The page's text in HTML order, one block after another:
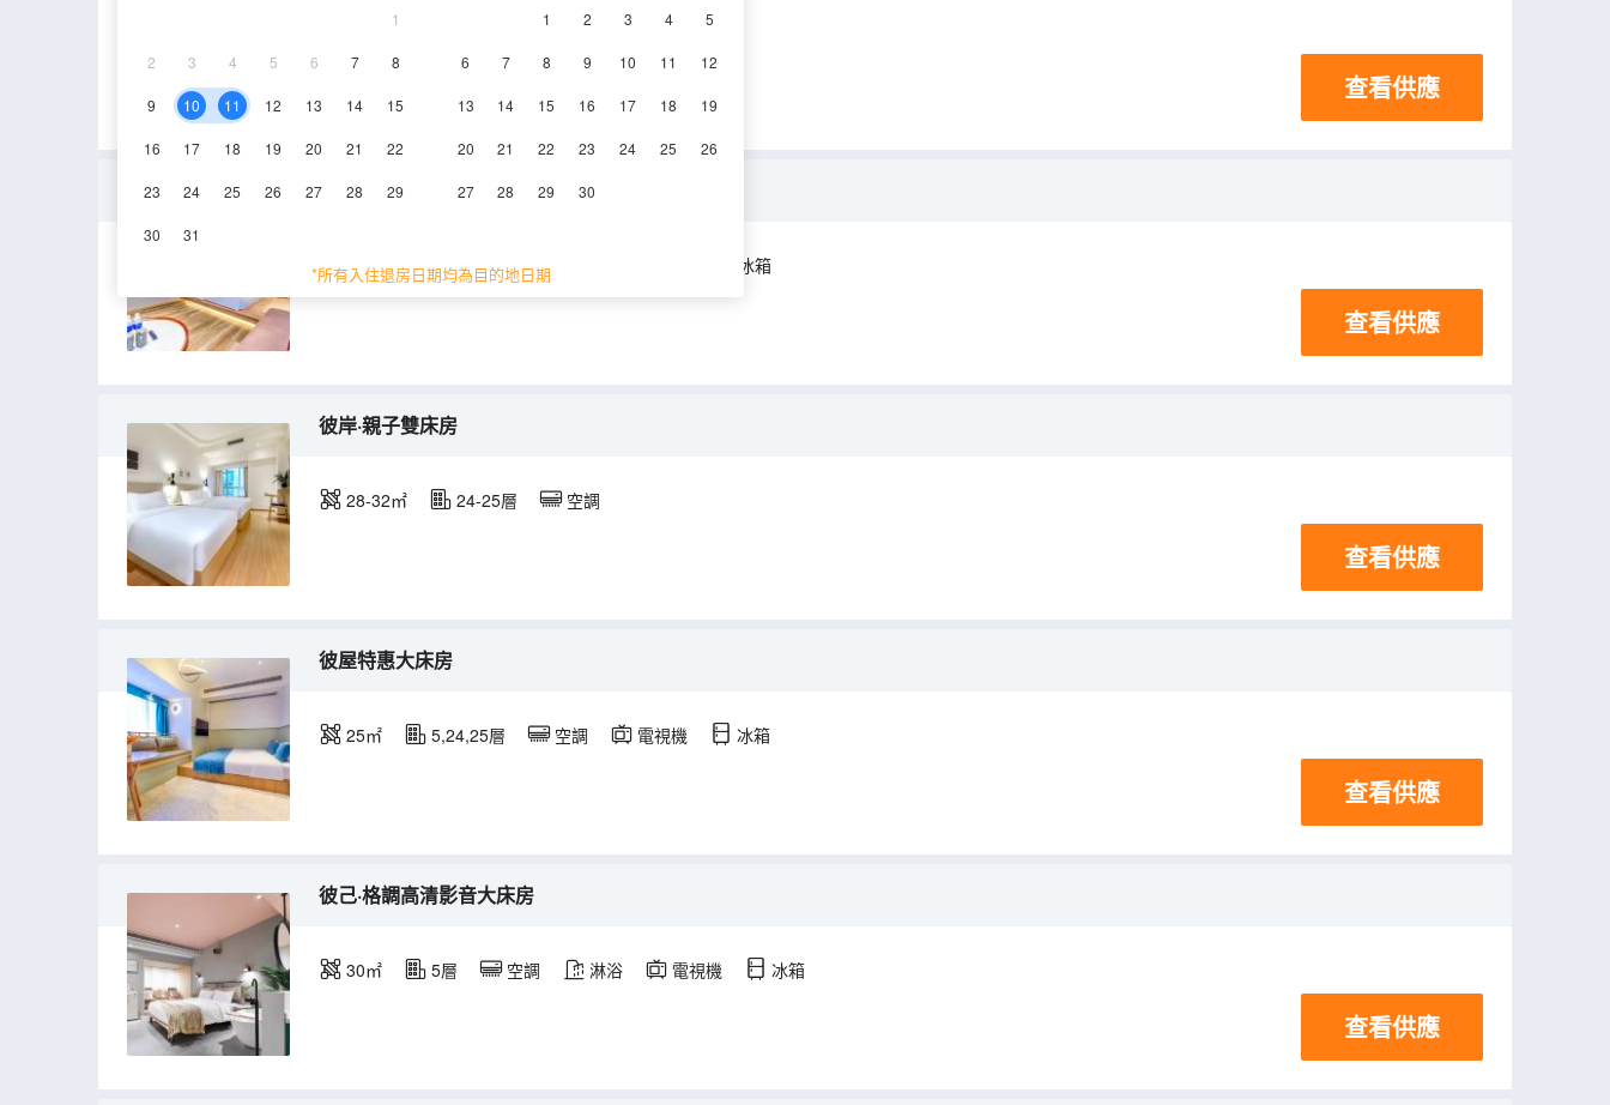
1
2 3 4 5 6 7 8
9 10 11 12 13 14 15
16 17 18 19 20 21 22
23 24 25 26 27 28 29
30 31
1
2 3 4 5
6 7 8 9 10 11 12
13 14 15 16 17 18 19
20 21 22 23 24 25 26
27 28 29 30
*所有入住退房日期均為目的地日期
冰箱
查看供應
彼此·The one大床房
22㎡ 5,24-25層 冰箱
查看供應
彼岸·親子雙床房
28-32㎡ 24-25層 空調
查看供應
彼屋特惠大床房
25㎡ 5,24,25層 空調 電視機 冰箱
查看供應
彼己·格調高清影音大床房
30㎡ 5層 空調 淋浴 電視機 冰箱
查看供應